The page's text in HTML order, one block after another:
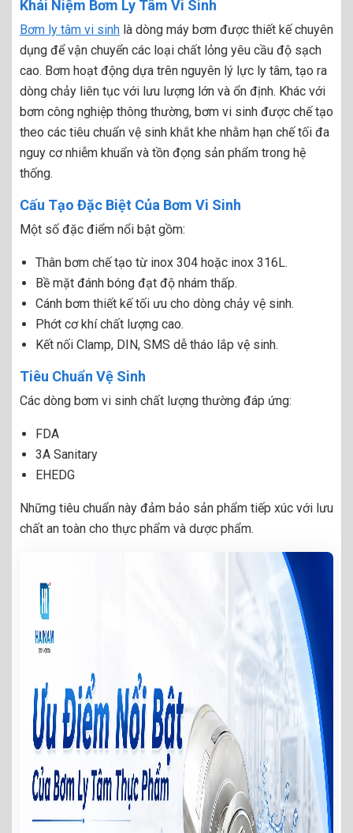
Khái Niệm Bơm Ly Tâm Vi Sinh
Bơm ly tâm vi sinh là dòng máy bơm được thiết kế chuyên
dụng để vận chuyển các loại chất lỏng yêu cầu độ sạch
cao. Bơm hoạt động dựa trên nguyên lý lực ly tâm, tạo ra
dòng chảy liên tục với lưu lượng lớn và ổn định. Khác với
bơm công nghiệp thông thường, bơm vi sinh được chế tạo
theo các tiêu chuẩn vệ sinh khắt khe nhằm hạn chế tối đa
nguy cơ nhiễm khuẩn và tồn đọng sản phẩm trong hệ
thống.
Cấu Tạo Đặc Biệt Của Bơm Vi Sinh
Một số đặc điểm nổi bật gồm:
Thân bơm chế tạo từ inox 304 hoặc inox 316L.
Bề mặt đánh bóng đạt độ nhám thấp.
Cánh bơm thiết kế tối ưu cho dòng chảy vệ sinh.
Phớt cơ khí chất lượng cao.
Kết nối Clamp, DIN, SMS dễ tháo lắp vệ sinh.
Tiêu Chuẩn Vệ Sinh
Các dòng bơm vi sinh chất lượng thường đáp ứng:
FDA
3A Sanitary
EHEDG
Những tiêu chuẩn này đảm bảo sản phẩm tiếp xúc với lưu
chất an toàn cho thực phẩm và dược phẩm.